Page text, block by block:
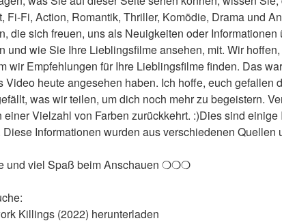
Fi-Fi, Action, Romantik, Thriller, Komödie, Drama und
die sich freuen, uns als Neuigkeiten oder
und wie Sie Ihre Lieblingsfilme ansehen, mit. Wir
wir Empfehlungen für Ihre Lieblingsfilme finden. Das
Video heute angesehen haben. Ich hoffe, euch gefallen
was wir teilen, um dich noch mehr zu begeistern.
Vielzahl von Farben zurückkehrt. :)Dies sind
Informationen wurden aus verschiedenen Quellen
viel Spaß beim Anschauen ❍❍❍
Killings (2022) herunterladen